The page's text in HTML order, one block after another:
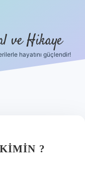
ve Hikaye
hayatını güçlendir!
?